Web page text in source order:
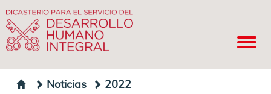
Noticias
2022